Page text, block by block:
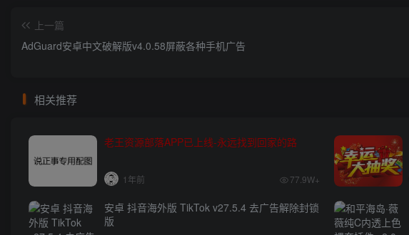
上一篇
AdGuard安卓中文破解版v4.0.58屏蔽各种手机广告
相关推荐
老王资源部落APP已上线-永远找到回家的路
1年前 77.9W+
安卓 抖音海外版 TikTok v27.5.4 去广告解除封锁
版